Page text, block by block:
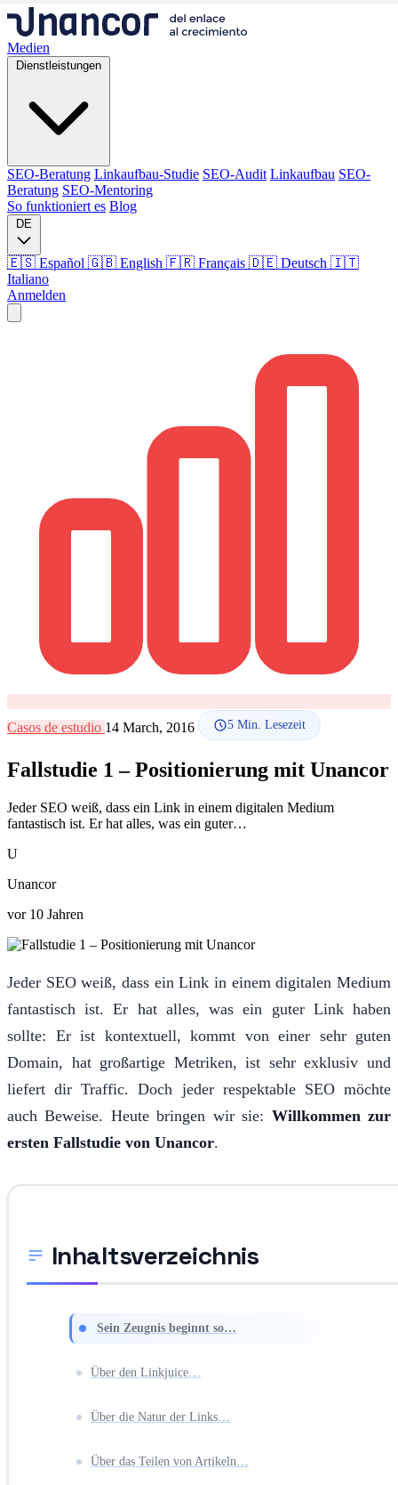
Medien
Dienstleistungen
SEO-Beratung Linkaufbau-Studie SEO-Audit Linkaufbau SEO-
Beratung SEO-Mentoring
So funktioniert es Blog
DE
🇪🇸 Español 🇬🇧 English 🇫🇷 Français 🇩🇪 Deutsch 🇮🇹
Italiano
Anmelden
Linkaufbau-Studie SEO-Audit
Sprache
Casos de estudio 14 March, 2016 5 Min. Lesezeit
Fallstudie 1 – Positionierung mit Unancor
Jeder SEO weiß, dass ein Link in einem digitalen Medium
fantastisch ist. Er hat alles, was ein guter…
U
Unancor
vor 10 Jahren
Jeder SEO weiß, dass ein Link in einem digitalen Medium
fantastisch ist. Er hat alles, was ein guter Link haben
sollte: Er ist kontextuell, kommt von einer sehr guten
Domain, hat großartige Metriken, ist sehr exklusiv und
liefert dir Traffic. Doch jeder respektable SEO möchte
auch Beweise. Heute bringen wir sie: Willkommen zur
ersten Fallstudie von Unancor.
Inhaltsverzeichnis
Sein Zeugnis beginnt so…
Über den Linkjuice…
Über die Natur der Links…
Über das Teilen von Artikeln…